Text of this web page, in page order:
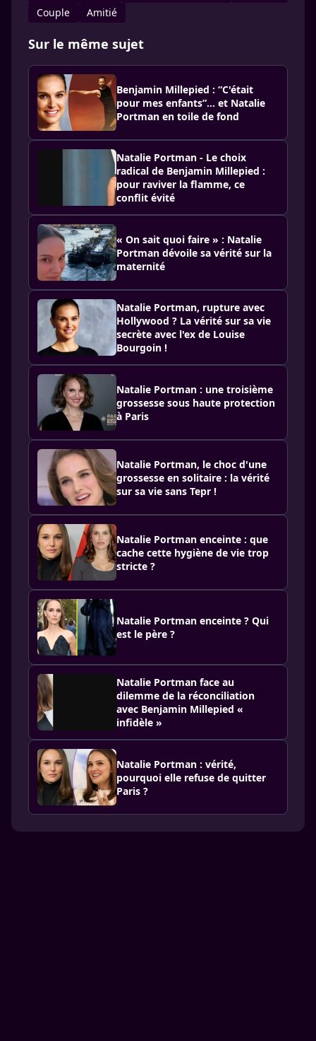
Couple
Amitié
Sur le même sujet
Benjamin Millepied : “C'était
pour mes enfants”… et Natalie
Portman en toile de fond
Natalie Portman - Le choix
radical de Benjamin Millepied :
pour raviver la flamme, ce
conflit évité
« On sait quoi faire » : Natalie
Portman dévoile sa vérité sur la
maternité
Natalie Portman, rupture avec
Hollywood ? La vérité sur sa vie
secrète avec l'ex de Louise
Bourgoin !
Natalie Portman : une troisième
grossesse sous haute protection
à Paris
Natalie Portman, le choc d'une
grossesse en solitaire : la vérité
sur sa vie sans Tepr !
Natalie Portman enceinte : que
cache cette hygiène de vie trop
stricte ?
Natalie Portman enceinte ? Qui
est le père ?
Natalie Portman face au
dilemme de la réconciliation
avec Benjamin Millepied «
infidèle »
Natalie Portman : vérité,
pourquoi elle refuse de quitter
Paris ?